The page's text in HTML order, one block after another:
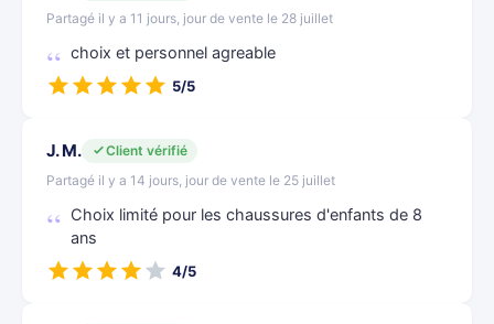
Partagé il y a 11 jours, jour de vente le 28 juillet
choix et personnel agreable
5/5
J. M.
Client vérifié
Partagé il y a 14 jours, jour de vente le 25 juillet
Choix limité pour les chaussures d'enfants de 8
ans
4/5